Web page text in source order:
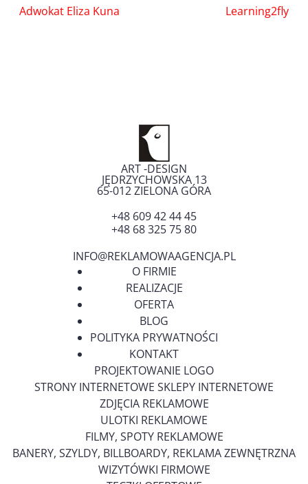
Nawigacja
Adwokat Eliza Kuna Learning2fly
ART -DESIGN
JĘDRZYCHOWSKA 13
65-012ZIELONA GÓRA
+48 609 42 44 45
+48 68 325 75 80
INFO@REKLAMOWAAGENCJA.PL
O FIRMIE
REALIZACJE
OFERTA
BLOG
POLITYKA PRYWATNOŚCI
KONTAKT
PROJEKTOWANIE LOGO
STRONY INTERNETOWE SKLEPY INTERNETOWE
ZDJĘCIA REKLAMOWE
ULOTKI REKLAMOWE
FILMY, SPOTY REKLAMOWE
BANERY, SZYLDY, BILLBOARDY, REKLAMA ZEWNĘTRZNA
WIZYTÓWKI FIRMOWE